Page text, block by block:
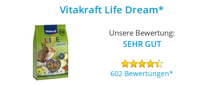
Vitakraft Life Dream
Unsere Bewertung:
SEHR GUT
602 Bewertungen